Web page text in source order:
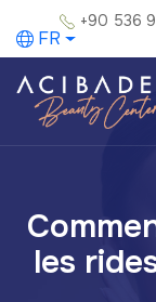
+90 536
FR
les